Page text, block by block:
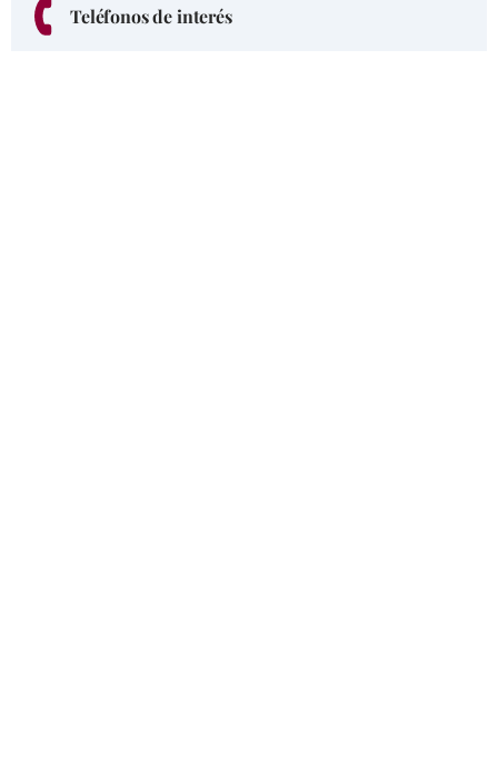
Teléfonos de interés